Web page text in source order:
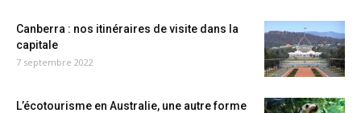
Canberra : nos itinéraires de visite dans la
capitale
7 septembre 2022
L’écotourisme en Australie, une autre forme